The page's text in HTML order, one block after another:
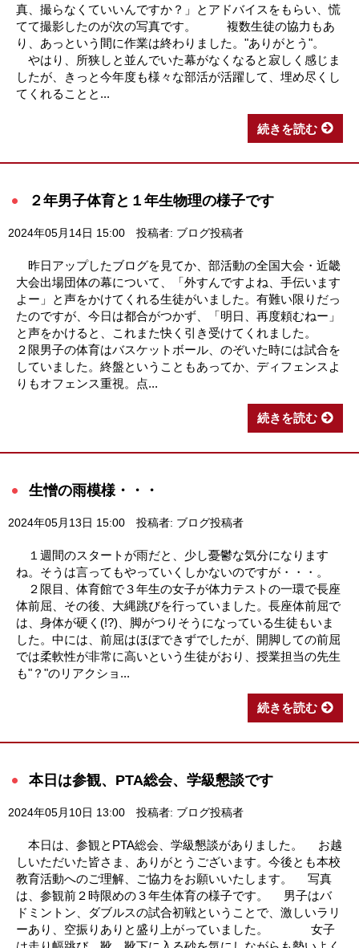
真、撮らなくていいんですか？」とアドバイスをもらい、慌
てて撮影したのが次の写真です。 複数生徒の協力もあ
り、あっという間に作業は終わりました。"ありがとう"。
やはり、所狭しと並んでいた幕がなくなると寂しく感じま
したが、きっと今年度も様々な部活が活躍して、埋め尽くし
てくれることと...
続きを読む
２年男子体育と１年生物理の様子です
2024年05月14日 15:00 投稿者: ブログ投稿者
昨日アップしたブログを見てか、部活動の全国大会・近畿
大会出場団体の幕について、「外すんですよね、手伝います
よー」と声をかけてくれる生徒がいました。有難い限りだっ
たのですが、今日は都合がつかず、「明日、再度頼むねー」
と声をかけると、これまた快く引き受けてくれました。
２限男子の体育はバスケットボール、のぞいた時には試合を
していました。終盤ということもあってか、ディフェンスよ
りもオフェンス重視。点...
続きを読む
生憎の雨模様・・・
2024年05月13日 15:00 投稿者: ブログ投稿者
１週間のスタートが雨だと、少し憂鬱な気分になります
ね。そうは言ってもやっていくしかないのですが・・・。
２限目、体育館で３年生の女子が体力テストの一環で長座
体前屈、その後、大縄跳びを行っていました。長座体前屈で
は、身体が硬く(!?)、脚がつりそうになっている生徒もいま
した。中には、前屈はほぼできずでしたが、開脚しての前屈
では柔軟性が非常に高いという生徒がおり、授業担当の先生
も"？"のリアクショ...
続きを読む
本日は参観、PTA総会、学級懇談です
2024年05月10日 13:00 投稿者: ブログ投稿者
本日は、参観とPTA総会、学級懇談がありました。 お越
しいただいた皆さま、ありがとうございます。今後とも本校
教育活動へのご理解、ご協力をお願いいたします。 写真
は、参観前２時限めの３年生体育の様子です。 男子はバ
ドミントン、ダブルスの試合初戦ということで、激しいラリ
ーあり、空振りありと盛り上がっていました。 女子